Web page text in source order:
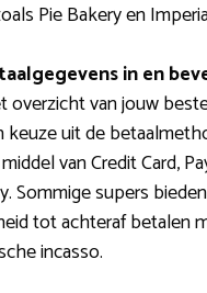
Pie Bakery en
in en
overzicht van jouw
keuze uit de
van Credit Card,
Sommige supers
tot achteraf betalen
incasso.